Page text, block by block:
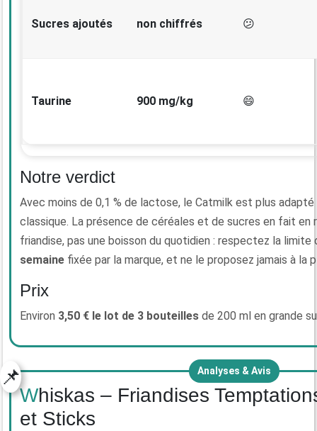
Sucres ajoutés non chiffrés 😕
Taurine 900 mg/kg 😄
Notre verdict
Avec moins de 0,1 % de lactose, le Catmilk est plus adapté
classique. La présence de céréales et de sucres en fait en
friandise, pas une boisson du quotidien : respectez la limite
semaine fixée par la marque, et ne le proposez jamais à la
Prix
Environ 3,50 € le lot de 3 bouteilles de 200 ml en grande
Analyses & Avis
📌
Whiskas – Friandises Temptations, Dentabites
et Sticks